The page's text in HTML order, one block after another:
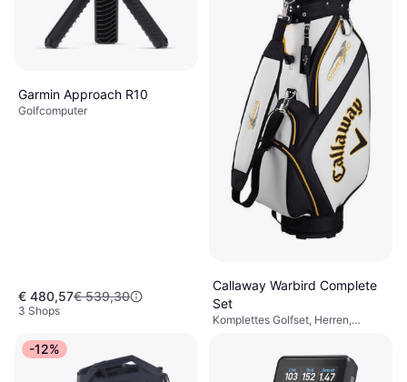
Garmin Approach R10
Golfcomputer
€ 480,57€ 539,30
3 Shops
Callaway Warbird Complete
Set
Komplettes Golfset, Herren,
-12%